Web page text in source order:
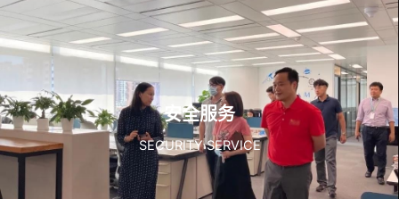
安全服务
SECURITY SERVICE